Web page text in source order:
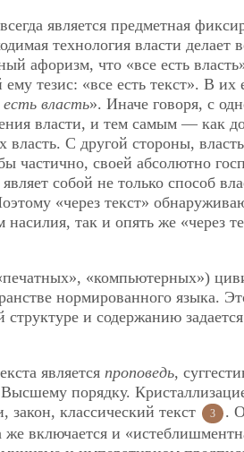
является предметная
технология власти делает
афоризм, что «все есть
тезис: «все есть текст». В их
власть». Иначе говоря, с
власти, и тем самым — как
С другой стороны,
частично, своей абсолютно
собой не только способ
«через текст»
так и опять же «через
«компьютерных»)
нормированного языка.
структуре и содержанию
является проповедь,
порядку.
классический текст
3
.
включается и